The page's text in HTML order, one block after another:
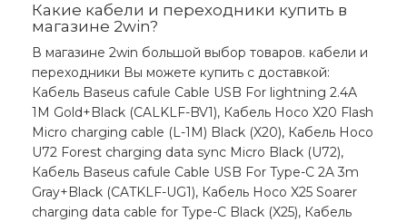
Какие кабели и переходники купить в
магазине 2win?
В магазине 2win большой выбор товаров. кабели и
переходники Вы можете купить с доставкой:
Кабель Baseus cafule Cable USB For lightning 2.4A
1M Gold+Black (CALKLF-BV1), Кабель Hoco X20 Flash
Micro charging cable (L-1M) Black (X20), Кабель Hoco
U72 Forest charging data sync Micro Black (U72),
Кабель Baseus cafule Cable USB For Type-C 2A 3m
Gray+Black (CATKLF-UG1), Кабель Hoco X25 Soarer
charging data cable for Type-C Black (X25), Кабель